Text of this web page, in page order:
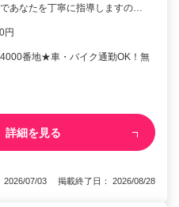
あなたを丁寧に指導しますの…
円
番地★車・バイク通勤OK！無
詳細を見る
2026/07/03 掲載終了日： 2026/08/28